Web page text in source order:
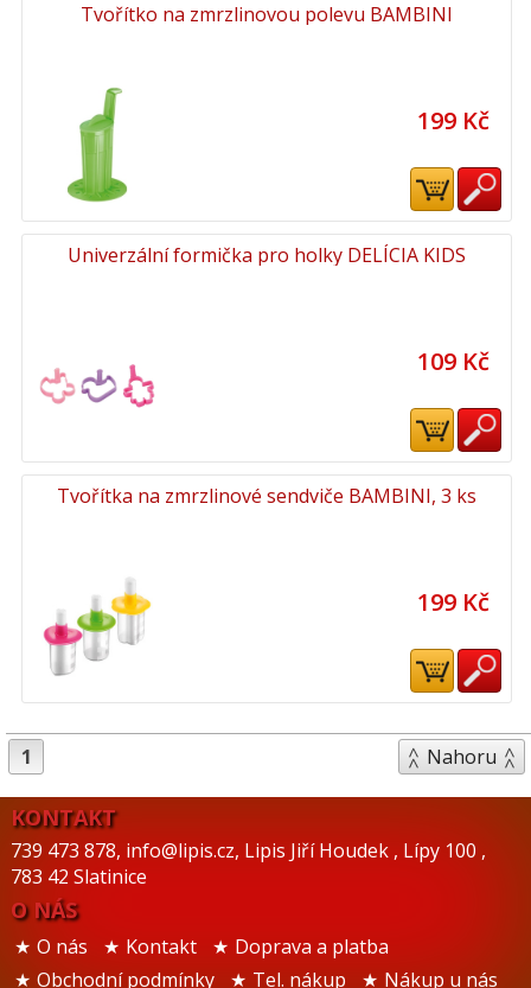
Tvořítko na zmrzlinovou polevu BAMBINI
199 Kč
Univerzální formička pro holky DELÍCIA KIDS
109 Kč
Tvořítka na zmrzlinové sendviče BAMBINI, 3 ks
199 Kč
1 Nahoru
KONTAKT
739 473 878, info@lipis.cz, Lipis Jiří Houdek , Lípy 100 ,
783 42 Slatinice
O NÁS
O nás Kontakt
Doprava a platba
Obchodní podmínky
Tel. nákup Nákup u nás